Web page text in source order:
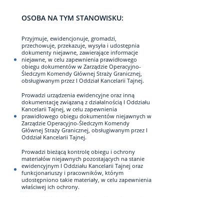
OSOBA NA TYM STANOWISKU:
Przyjmuje, ewidencjonuje, gromadzi,
przechowuje, przekazuje, wysyła i udostępnia
dokumenty niejawne, zawierające informacje
niejawne, w celu zapewnienia prawidłowego
obiegu dokumentów w Zarządzie Operacyjno-
Śledczym Komendy Głównej Straży Granicznej,
obsługiwanym przez I Oddział Kancelarii Tajnej.
Prowadzi urządzenia ewidencyjne oraz inną
dokumentację związaną z działalnością I Oddziału
Kancelarii Tajnej, w celu zapewnienia
prawidłowego obiegu dokumentów niejawnych w
Zarządzie Operacyjno-Śledczym Komendy
Głównej Straży Granicznej, obsługiwanym przez I
Oddział Kancelarii Tajnej.
Prowadzi bieżącą kontrolę obiegu i ochrony
materiałów niejawnych pozostających na stanie
ewidencyjnym I Oddziału Kancelarii Tajnej oraz
funkcjonariuszy i pracowników, którym
udostępniono takie materiały, w celu zapewnienia
właściwej ich ochrony.